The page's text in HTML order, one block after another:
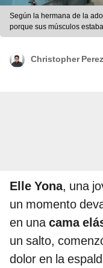
Según la hermana de la
porque sus músculos
Christopher Perez
Elle Yona, una
un momento
en unacama
un salto,
dolor en la